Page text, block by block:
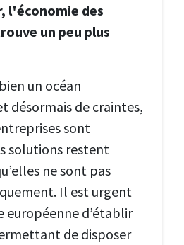
l'économie des
un peu plus
un océan
désormais de craintes,
sont
solutions restent
ne sont pas
Il est urgent
européenne d’établir
de disposer